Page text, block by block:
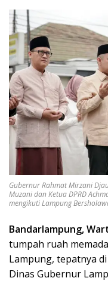
Gubernur Rahmat Mirzani
Muzani dan Ketua DPRD
mengikuti Lampung
Bandarlampung,
tumpah ruah
Lampung, tepatnya
Dinas Gubernur